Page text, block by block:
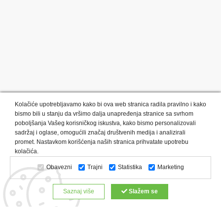
Kategorije proizvoda: Olovke i markeri
Privesci i trakice
Upaljači
USB Tehnologija Tekstil
Kačketi i kape
Notesi i rokovnici
Kancelarija Satovi
Kišobrani
Torbe i putovanja
Kuhinjski setovi
Alati i oprema
Relaksacija, lepota i zdravlje
Kalendari
Custom proizvodi
Digitalna štampa
Kolačiće upotrebljavamo kako bi ova web stranica radila pravilno i kako
bismo bili u stanju da vršimo dalja unapređenja stranice sa svrhom
poboljšanja Vašeg korisničkog iskustva, kako bismo personalizovali
sadržaj i oglase, omogućili značaj društvenih medija i analizirali
promet. Nastavkom korišćenja naših stranica prihvatate upotrebu
kolačića.
Obavezni Trajni Statistika Marketing
Saznaj više Slažem se